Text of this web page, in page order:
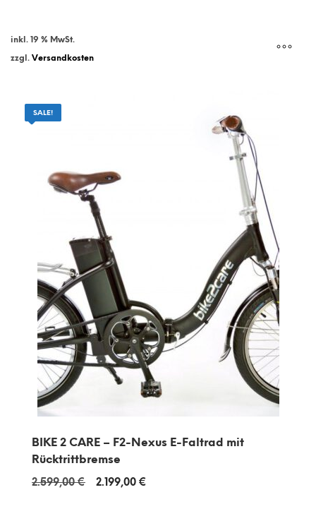
inkl. 19 % MwSt.
zzgl. Versandkosten
SALE!
BIKE 2 CARE – F2-Nexus E-Faltrad mit
Rücktrittbremse
2.599,00€
Ursprünglicher
2.199,00 €